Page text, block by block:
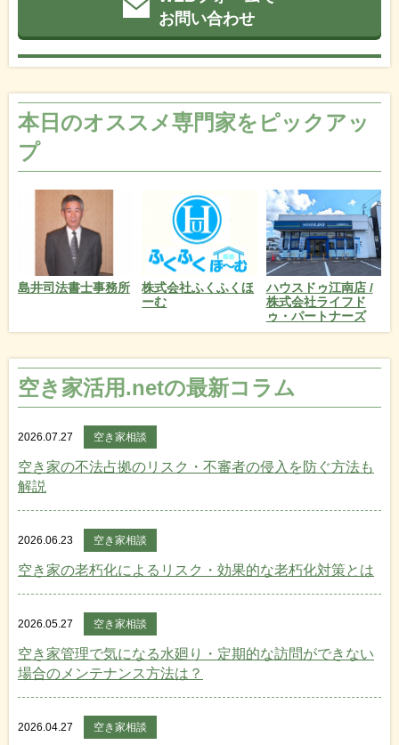
お問い合わせ
本日のオススメ専門家をピックアッ
プ
島井司法書士事務所
株式会社ふくふくほ
ーむ
ハウスドゥ江南店 /
株式会社ライフド
ゥ・パートナーズ
空き家活用.netの最新コラム
2026.07.27 空き家相談
空き家の不法占拠のリスク・不審者の侵入を防ぐ方法も
解説
2026.06.23 空き家相談
空き家の老朽化によるリスク・効果的な老朽化対策とは
2026.05.27 空き家相談
空き家管理で気になる水廻り・定期的な訪問ができない
場合のメンテナンス方法は？
2026.04.27 空き家相談